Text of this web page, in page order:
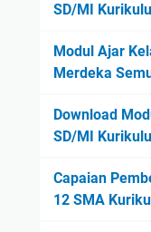
SD/MI
Modul Ajar
Merdeka
Download
SD/MI
Capaian
12 SMA